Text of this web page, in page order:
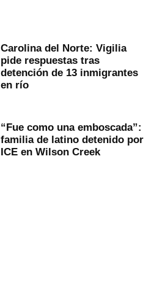
Carolina del Norte: Vigilia
pide respuestas tras
detención de 13 inmigrantes
en río
“Fue como una emboscada”:
familia de latino detenido por
ICE en Wilson Creek